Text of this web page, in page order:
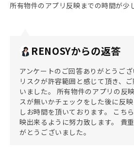
所有物件のアプリ反映までの時間が少
RENOSYからの返答
アンケートのご回答ありがとうご
リスクが許容範囲と感じて頂き、
いました。 所有物件のアプリの反
スが無いかチェックをした後に反
しお時間を頂いております。 こち
映出来るように努力致します。 貴
がとうございました。